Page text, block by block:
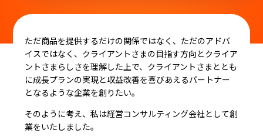
ただ商品を提供するだけの関係ではなく、ただのアドバ
イスではなく、クライアントさまの目指す方向とクライア
ントさまらしさを理解した上で、クライアントさまととも
に成長プランの実現と収益改善を喜びあえるパートナー
となるような企業を創りたい。
そのように考え、私は経営コンサルティング会社として創
業をいたしました。